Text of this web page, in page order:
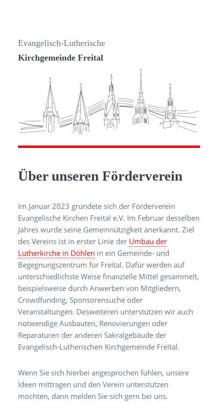
Evangelisch-Lutherische
Kirchgemeinde Freital
Über unseren Förderverein
Im Januar 2023 gründete sich der Förderverein
Evangelische Kirchen Freital e.V. Im Februar desselben
Jahres wurde seine Gemeinnützigkeit anerkannt. Ziel
des Vereins ist in erster Linie der Umbau der
Lutherkirche in Döhlen in ein Gemeinde- und
Begegnungszentrum für Freital. Dafür werden auf
unterschiedlichste Weise finanzielle Mittel gesammelt,
beispielsweise durch Anwerben von Mitgliedern,
Crowdfunding, Sponsorensuche oder
Veranstaltungen. Desweiteren unterstützen wir auch
notwendige Ausbauten, Renovierungen oder
Reparaturen der anderen Sakralgebäude der
Evangelisch-Lutherischen Kirchgemeinde Freital.
Wenn Sie sich hierbei angesprochen fühlen, unsere
Ideen mittragen und den Verein unterstützen
möchten, dann melden Sie sich gern bei uns.